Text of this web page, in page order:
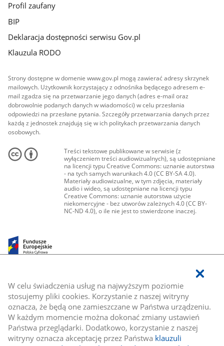
W celu świadczenia usług na najwyższym poziomie
stosujemy pliki cookies. Korzystanie z naszej witryny
oznacza, że będą one zamieszczane w Państwa urządzeniu.
W każdym momencie można dokonać zmiany ustawień
Państwa przeglądarki. Dodatkowo, korzystanie z naszej
witryny oznacza akceptację przez Państwa klauzuli
Profil zaufany
BIP
Deklaracja dostępności serwisu Gov.pl
Klauzula RODO
Strony dostępne w domenie www.gov.pl mogą zawierać adresy skrzynek
mailowych. Użytkownik korzystający z odnośnika będącego adresem e-
mail zgadza się na przetwarzanie jego danych (adres e-mail oraz
dobrowolnie podanych danych w wiadomości) w celu przesłania
odpowiedzi na przesłane pytania. Szczegóły przetwarzania danych przez
każdą z jednostek znajdują się w ich politykach przetwarzania danych
osobowych.
Treści tekstowe publikowane w serwisie (z
wyłączeniem treści audiowizualnych), są udostępniane
na licencji typu Creative Commons: uznanie autorstwa
- na tych samych warunkach 4.0 (CC BY-SA 4.0).
Materiały audiowizualne, w tym zdjęcia, materiały
audio i wideo, są udostępniane na licencji typu
Creative Commons: uznanie autorstwa użycie
niekomercyjne - bez utworów zależnych 4.0 (CC BY-
NC-ND 4.0), o ile nie jest to stwierdzone inaczej.